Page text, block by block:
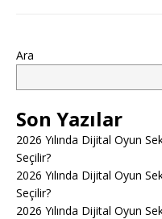
Ara
Son Yazılar
2026 Yılında Dijital Oyun
Seçilir?
2026 Yılında Dijital Oyun
Seçilir?
2026 Yılında Dijital Oyun